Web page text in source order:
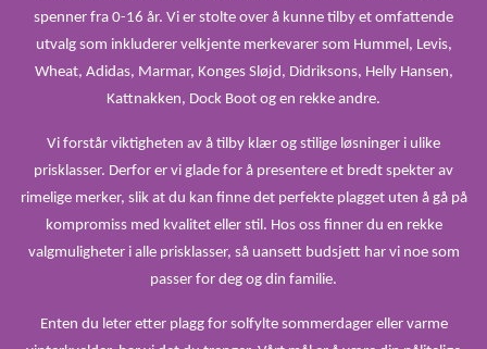
spenner fra 0-16 år. Vi er stolte over å kunne tilby et omfattende
utvalg som inkluderer velkjente merkevarer som Hummel, Levis,
Wheat, Adidas, Marmar, Konges Sløjd, Didriksons, Helly Hansen,
Kattnakken, Dock Boot og en rekke andre.
Vi forstår viktigheten av å tilby klær og stilige løsninger i ulike
prisklasser. Derfor er vi glade for å presentere et bredt spekter av
rimelige merker, slik at du kan finne det perfekte plagget uten å gå på
kompromiss med kvalitet eller stil. Hos oss finner du en rekke
valgmuligheter i alle prisklasser, så uansett budsjett har vi noe som
passer for deg og din familie.
Enten du leter etter plagg for solfylte sommerdager eller varme